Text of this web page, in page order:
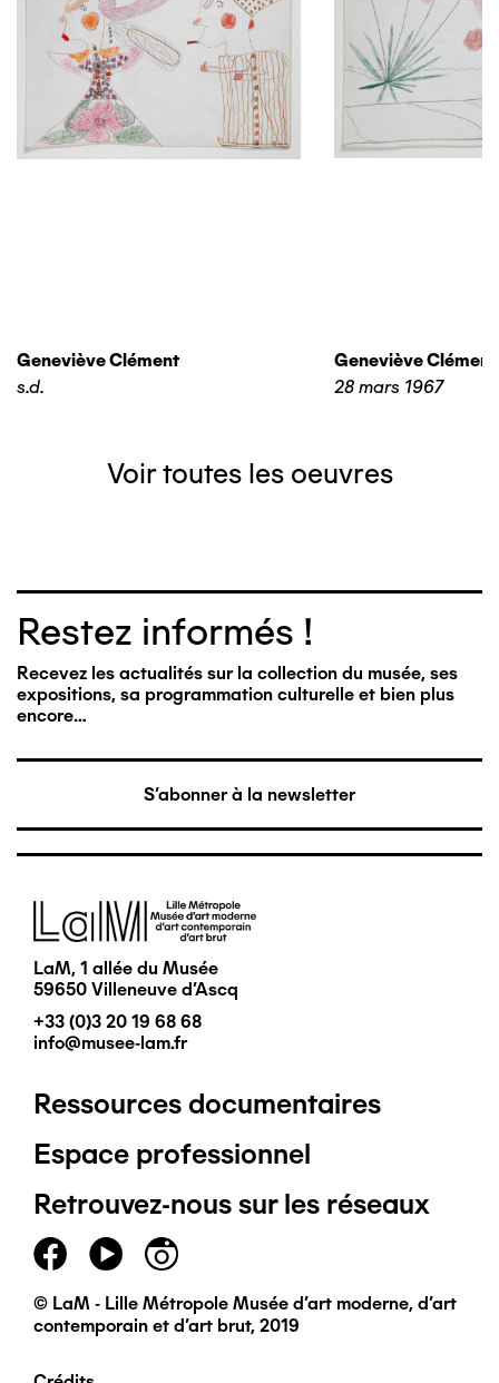
Geneviève Clément
s.d.
Geneviève Clément
28 mars 1967
Voir toutes les oeuvres
Restez informés !
Recevez les actualités sur la collection du musée, ses
expositions, sa programmation culturelle et bien plus
encore…
S'abonner à la newsletter
Image
LaM, 1 allée du Musée
59650 Villeneuve d'Ascq
+33 (0)3 20 19 68 68
info@musee-lam.fr
Pied
de
page
principal
Ressources documentaires
Espace professionnel
Retrouvez-nous sur les réseaux
© LaM - Lille Métropole Musée d'art moderne, d'art
contemporain et d'art brut, 2019